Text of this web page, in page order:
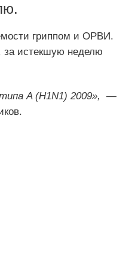
гриппом и ОРВИ.
за истекшую неделю
A (H1N1) 2009»,
—